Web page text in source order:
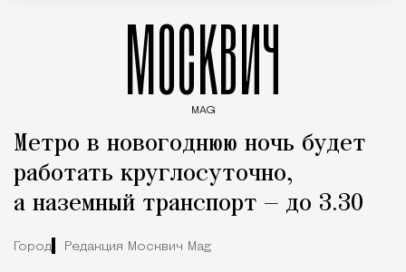
МОСКВИЧ
MAG
Метро в новогоднюю ночь будет
работать круглосуточно,
а наземный транспорт — до 3.30
Город Редакция Москвич Mag